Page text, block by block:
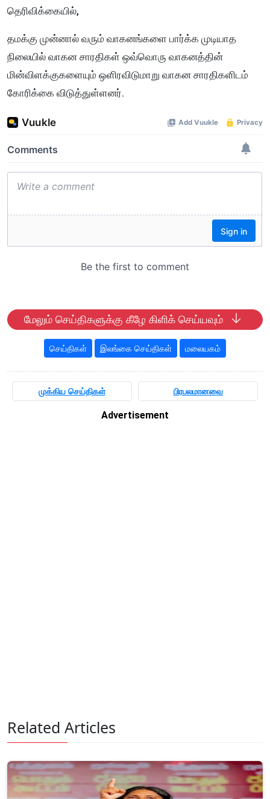
தெரிவிக்கையில்,
தமக்கு முன்னால் வரும் வாகனங்களை பார்க்க முடியாத
நிலையில் வாகன சாரதிகள் ஒவ்வொரு வாகனத்தின்
மின்விளக்குகளையும் ஒளிரவிடுமாறு வாகன சாரதிகளிடம்
கோரிக்கை விடுத்துள்ளனர்.
மேலும் செய்திகளுக்கு கீழே கிளிக் செய்யவும்
செய்திகள் இலங்கை செய்திகள் மலையகம்
முக்கிய செய்திகள் பிரபலமானவை
Advertisement
Related Articles